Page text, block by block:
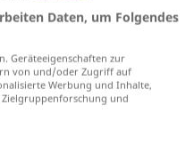
[maˈziːdʒ] Mischung
t] Mischung (Mischen)
Daten, um Folgendes
Geräteeigenschaften zur
von und/oder Zugriff auf
Werbung und Inhalte,
und